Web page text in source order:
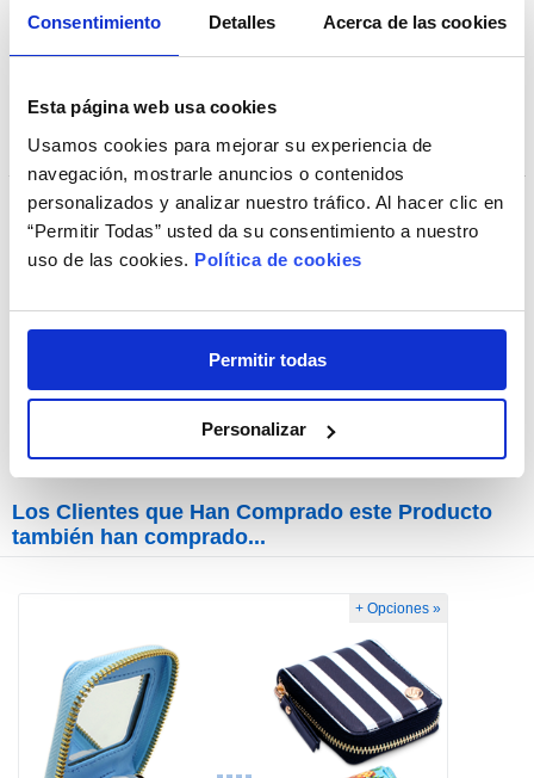
Consentimiento Detalles Acerca de las cookies
Esta página web usa cookies
Usamos cookies para mejorar su experiencia de
navegación, mostrarle anuncios o contenidos
personalizados y analizar nuestro tráfico. Al hacer clic en
“Permitir Todas” usted da su consentimiento a nuestro
uso de las cookies. Política de cookies
Permitir todas
Personalizar
19,95€
Los Clientes que Han Comprado este Producto
también han comprado...
+ Opciones »